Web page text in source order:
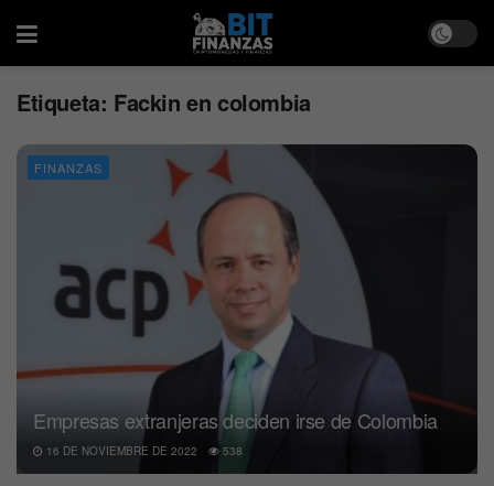
Etiqueta: Fackin en colombia
FINANZAS
Empresas extranjeras deciden irse de Colombia
16 DE NOVIEMBRE DE 2022 538